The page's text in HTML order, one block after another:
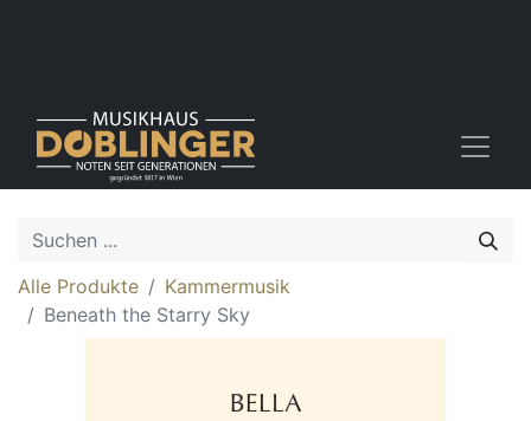
Alle Produkte
Kammermusik
Beneath the Starry Sky